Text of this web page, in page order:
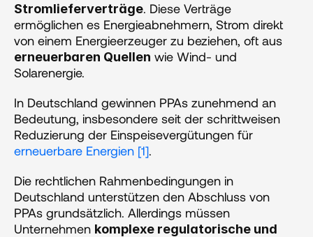
Stromlieferverträge. Diese Verträge
ermöglichen es Energieabnehmern, Strom direkt
erneuerbaren Quellen wie Wind- und
Solarenergie.
‍In Deutschland gewinnen PPAs zunehmend an
Bedeutung, insbesondere seit der schrittweisen
erneuerbare Energien [1].
Die rechtlichen Rahmenbedingungen in
Deutschland unterstützen den Abschluss von
PPAs grundsätzlich. Allerdings müssen
Unternehmen komplexe regulatorische und